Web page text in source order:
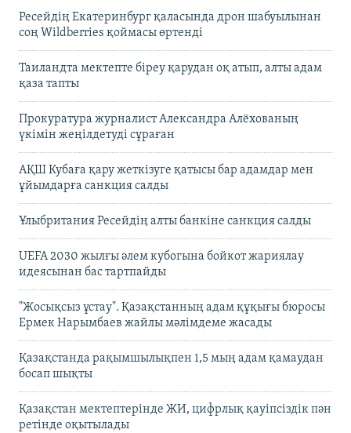
Ресейдің Екатеринбург қаласында дрон шабуылынан
соң Wildberries қоймасы өртенді
Таиландта мектепте біреу қарудан оқ атып, алты адам
қаза тапты
Прокуратура журналист Александра Алёхованың
үкімін жеңілдетуді сұраған
АҚШ Кубаға қару жеткізуге қатысы бар адамдар мен
ұйымдарға санкция салды
Ұлыбритания Ресейдің алты банкіне санкция салды
UEFA 2030 жылғы әлем кубогына бойкот жариялау
идеясынан бас тартпайды
"Жосықсыз ұстау". Қазақстанның адам құқығы бюросы
Ермек Нарымбаев жайлы мәлімдеме жасады
Қазақстанда рақымшылықпен 1,5 мың адам қамаудан
босап шықты
Қазақстан мектептерінде ЖИ, цифрлық қауіпсіздік пән
ретінде оқытылады